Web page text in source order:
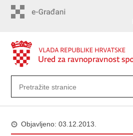
Objavljeno: 03.12.2013.